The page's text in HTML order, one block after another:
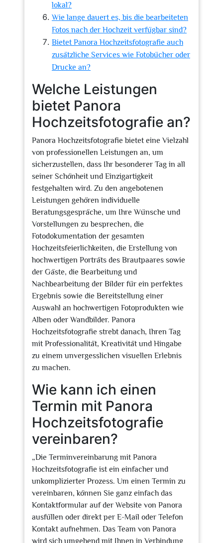
lokal?
Wie lange dauert es, bis die bearbeiteten
Fotos nach der Hochzeit verfügbar sind?
Bietet Panora Hochzeitsfotografie auch
zusätzliche Services wie Fotobücher oder
Drucke an?
Welche Leistungen
bietet Panora
Hochzeitsfotografie an?
Panora Hochzeitsfotografie bietet eine Vielzahl
von professionellen Leistungen an, um
sicherzustellen, dass Ihr besonderer Tag in all
seiner Schönheit und Einzigartigkeit
festgehalten wird. Zu den angebotenen
Leistungen gehören individuelle
Beratungsgespräche, um Ihre Wünsche und
Vorstellungen zu besprechen, die
Fotodokumentation der gesamten
Hochzeitsfeierlichkeiten, die Erstellung von
hochwertigen Porträts des Brautpaares sowie
der Gäste, die Bearbeitung und
Nachbearbeitung der Bilder für ein perfektes
Ergebnis sowie die Bereitstellung einer
Auswahl an hochwertigen Fotoprodukten wie
Alben oder Wandbilder. Panora
Hochzeitsfotografie strebt danach, Ihren Tag
mit Professionalität, Kreativität und Hingabe
zu einem unvergesslichen visuellen Erlebnis
zu machen.
Wie kann ich einen
Termin mit Panora
Hochzeitsfotografie
vereinbaren?
„Die Terminvereinbarung mit Panora
Hochzeitsfotografie ist ein einfacher und
unkomplizierter Prozess. Um einen Termin zu
vereinbaren, können Sie ganz einfach das
Kontaktformular auf der Website von Panora
ausfüllen oder direkt per E-Mail oder Telefon
Kontakt aufnehmen. Das Team von Panora
wird sich umgehend mit Ihnen in Verbindung